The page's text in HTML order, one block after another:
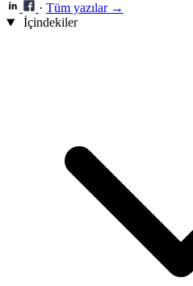
· Tüm yazılar →
İçindekiler